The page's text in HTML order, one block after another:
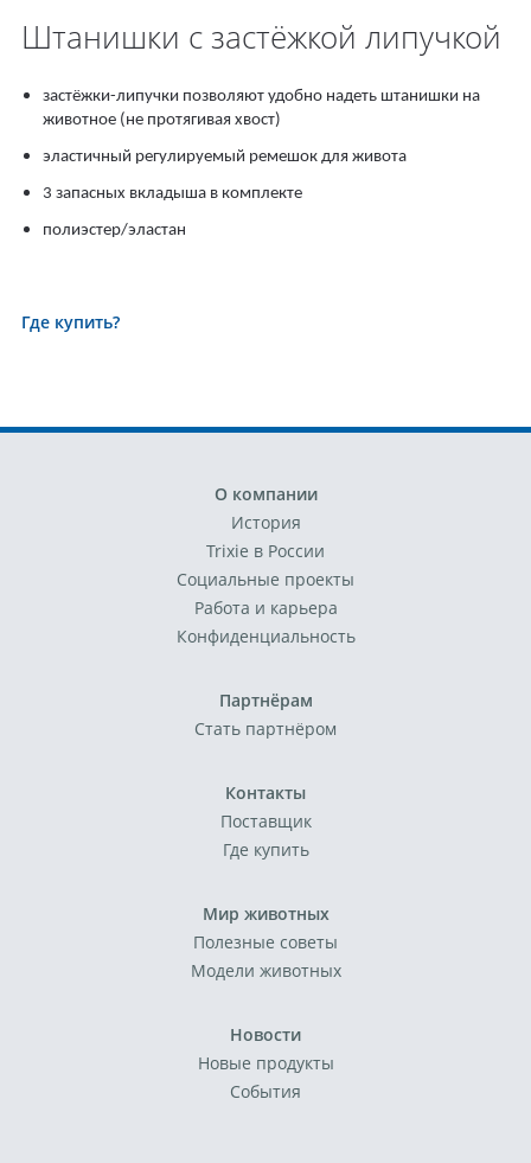
Штанишки с застёжкой липучкой
застёжки-липучки позволяют удобно надеть штанишки на
животное (не протягивая хвост)
эластичный регулируемый ремешок для живота
3 запасных вкладыша в комплекте
полиэстер/эластан
Где купить?
О компании
История
Trixie в России
Социальные проекты
Работа и карьера
Конфиденциальность
Партнёрам
Стать партнёром
Контакты
Поставщик
Где купить
Мир животных
Полезные советы
Модели животных
Новости
Новые продукты
События